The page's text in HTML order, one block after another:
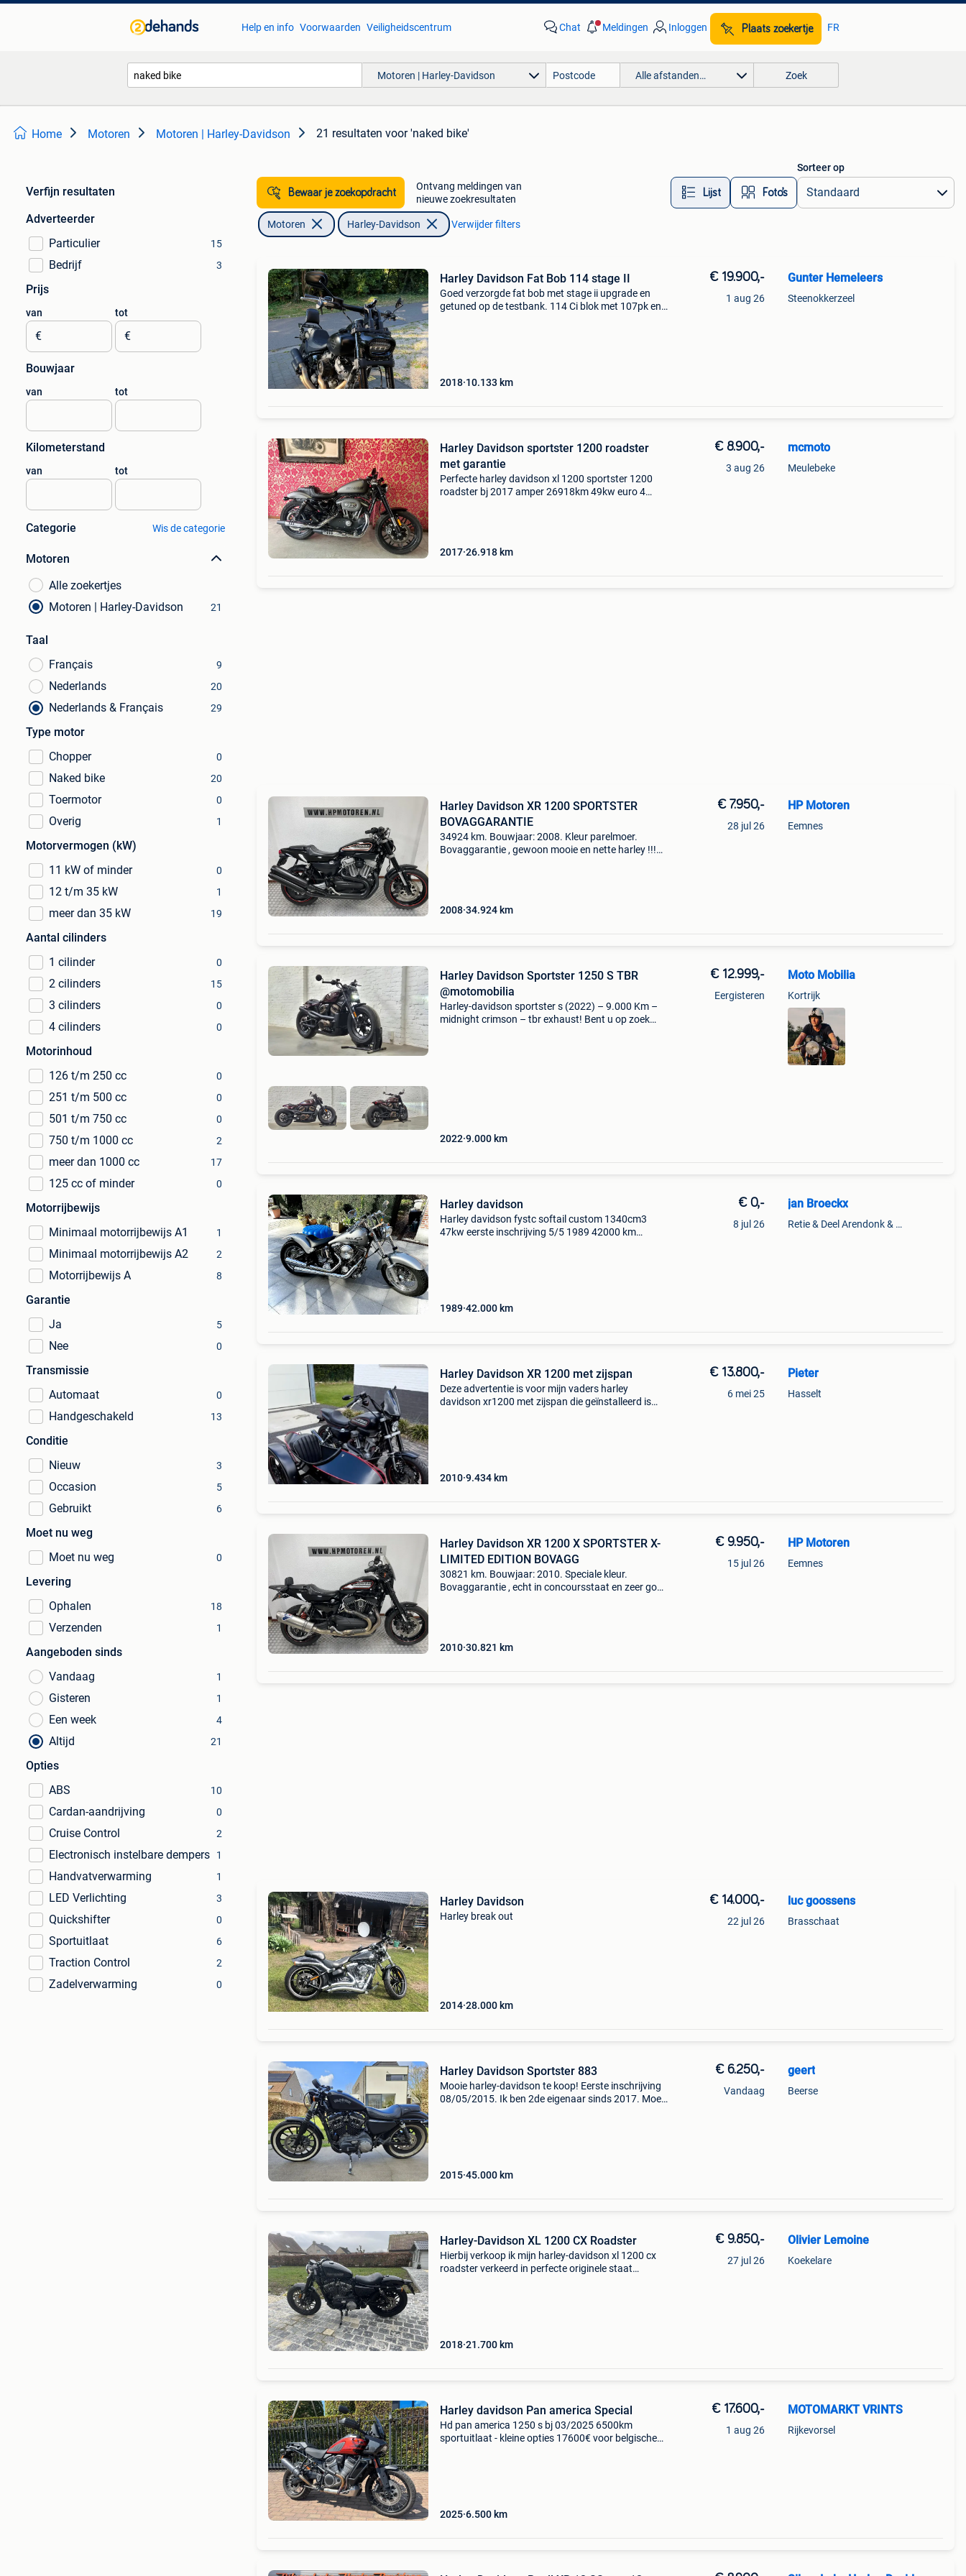
Help en info Voorwaarden Veiligheidscentrum Chat Meldingen Inloggen Plaats zoekertje FR
Motoren | Harley-Davidson Alle afstanden… Zoek
Home Motoren Motoren | Harley-Davidson 21 resultaten voor 'naked bike'
Verfijn resultaten
Adverteerder
Particulier
15
Bedrijf 3
Prijs
van
€
tot
€
Bouwjaar
van tot
Kilometerstand
van tot
Categorie Wis de categorie
Motoren
Alle zoekertjes
Motoren | Harley-Davidson
21
Taal
Français
9
Nederlands 20
Nederlands & Français 29
Type motor
Chopper
0
Naked bike 20
Toermotor 0
Overig 1
Motorvermogen (kW)
11 kW of minder
0
12 t/m 35 kW 1
meer dan 35 kW 19
Aantal cilinders
1 cilinder
0
2 cilinders 15
3 cilinders 0
4 cilinders 0
Motorinhoud
126 t/m 250 cc
0
251 t/m 500 cc 0
501 t/m 750 cc 0
750 t/m 1000 cc 2
meer dan 1000 cc 17
125 cc of minder 0
Motorrijbewijs
Minimaal motorrijbewijs A1
1
Minimaal motorrijbewijs A2 2
Motorrijbewijs A 8
Garantie
Ja
5
Nee 0
Transmissie
Automaat
0
Handgeschakeld 13
Conditie
Nieuw
3
Occasion 5
Gebruikt 6
Moet nu weg
Moet nu weg
0
Levering
Ophalen
18
Verzenden 1
Aangeboden sinds
Vandaag
1
Gisteren 1
Een week 4
Altijd 21
Opties
ABS
10
Cardan-aandrijving 0
Cruise Control 2
Electronisch instelbare dempers 1
Handvatverwarming 1
LED Verlichting 3
Quickshifter 0
Sportuitlaat 6
Traction Control 2
Zadelverwarming 0
Bewaar je zoekopdracht
Ontvang meldingen van
nieuwe zoekresultaten
Lijst Foto’s
Sorteer op
Motoren Harley-Davidson Verwijder filters
Harley Davidson Fat Bob 114 stage II
Goed verzorgde fat bob met stage ii upgrade en
getuned op de testbank. 114 Ci blok met 107pk en
2018 10.133 km
€ 19.900,-
1 aug 26
Gunter Hemeleers
Steenokkerzeel
Harley Davidson sportster 1200 roadster
met garantie
Perfecte harley davidson xl 1200 sportster 1200
roadster bj 2017 amper 26918km 49kw euro 4
2017 26.918 km
€ 8.900,-
3 aug 26
mcmoto
Meulebeke
Harley Davidson XR 1200 SPORTSTER
BOVAGGARANTIE
34924 km. Bouwjaar: 2008. Kleur parelmoer.
Bovaggarantie , gewoon mooie en nette harley !!!
2008 34.924 km
€ 7.950,-
28 jul 26
HP Motoren
Eemnes
Harley Davidson Sportster 1250 S TBR
@motomobilia
Harley-davidson sportster s (2022) – 9.000 Km –
midnight crimson – tbr exhaust! Bent u op zoek
2022 9.000 km
€ 12.999,-
Eergisteren
Moto Mobilia
Kortrijk
Harley davidson
Harley davidson fystc softail custom 1340cm3
47kw eerste inschrijving 5/5 1989 42000 km
1989 42.000 km
€ 0,-
8 jul 26
jan Broeckx
Retie & Deel Arendonk & Oud-Turnhout
Harley Davidson XR 1200 met zijspan
Deze advertentie is voor mijn vaders harley
davidson xr1200 met zijspan die geïnstalleerd is
2010 9.434 km
€ 13.800,-
6 mei 25
Pieter
Hasselt
Harley Davidson XR 1200 X SPORTSTER X-
LIMITED EDITION BOVAGG
30821 km. Bouwjaar: 2010. Speciale kleur.
Bovaggarantie , echt in concoursstaat en zeer goed
2010 30.821 km
€ 9.950,-
15 jul 26
HP Motoren
Eemnes
Harley Davidson
Harley break out
2014 28.000 km
€ 14.000,-
22 jul 26
luc goossens
Brasschaat
Harley Davidson Sportster 883
Mooie harley-davidson te koop! Eerste inschrijving
08/05/2015. Ik ben 2de eigenaar sinds 2017. Moet
2015 45.000 km
€ 6.250,-
Vandaag
geert
Beerse
Harley-Davidson XL 1200 CX Roadster
Hierbij verkoop ik mijn harley-davidson xl 1200 cx
roadster verkeerd in perfecte originele staat
2018 21.700 km
€ 9.850,-
27 jul 26
Olivier Lemoine
Koekelare
Harley davidson Pan america Special
Hd pan america 1250 s bj 03/2025 6500km
sportuitlaat - kleine opties 17600€ voor belgische
2025 6.500 km
€ 17.600,-
1 aug 26
MOTOMARKT VRINTS
Rijkevorsel